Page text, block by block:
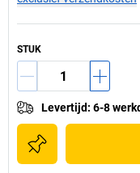
STUK
Levertijd: 6-8